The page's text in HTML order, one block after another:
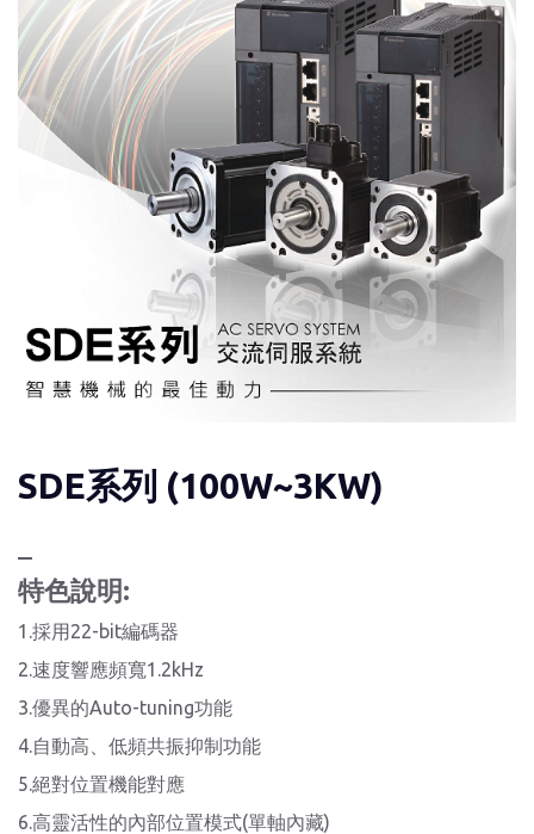
SDE系列 (100W~3KW)
特色說明:
1.採用22-bit編碼器
2.速度響應頻寬1.2kHz
3.優異的Auto-tuning功能
4.自動高、低頻共振抑制功能
5.絕對位置機能對應
6.高靈活性的內部位置模式(單軸內藏)